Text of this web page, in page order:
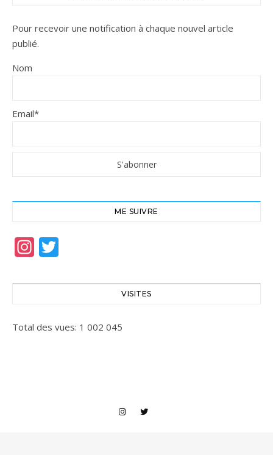
Pour recevoir une notification à chaque nouvel article
publié.
Nom
Email*
ME SUIVRE
Instagram
VISITES
Total des vues: 1 002 045